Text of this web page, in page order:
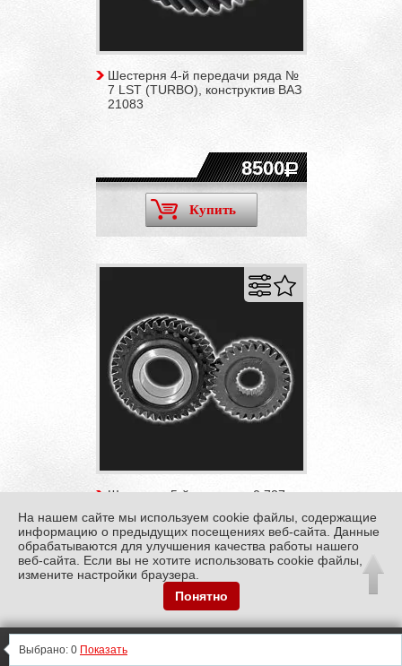
Выбрано: 0 Показать
Шестерня 4-й передачи ряда №
7 LST (TURBO), конструктив ВАЗ
21083
8500
Купить
Шестерня 5-й передачи 0,737
Renault (комплект)
11500
Купить
Информация
На нашем сайте мы используем cookie файлы, содержащие
информацию о предыдущих посещениях веб-сайта. Данные
обрабатываются для улучшения качества работы нашего
веб-сайта. Если вы не хотите использовать cookie файлы,
измените настройки браузера.
Понятно